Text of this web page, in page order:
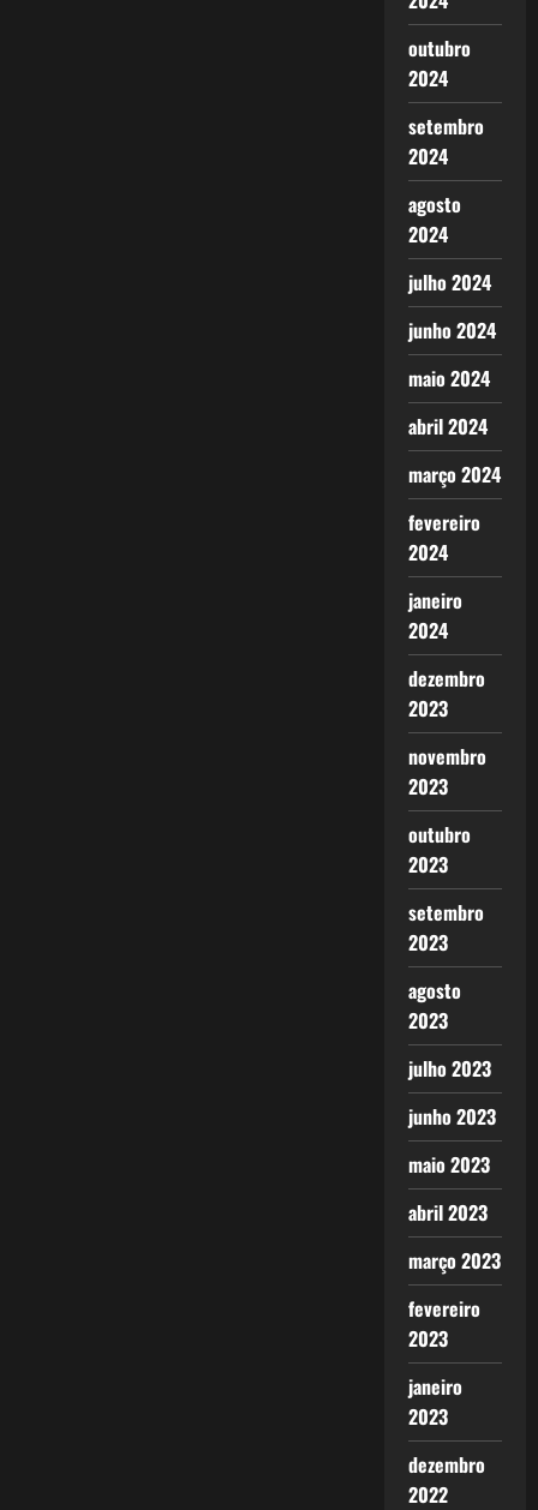
outubro
2024
setembro
2024
agosto
2024
julho 2024
junho 2024
maio 2024
abril 2024
março 2024
fevereiro
2024
janeiro
2024
dezembro
2023
novembro
2023
outubro
2023
setembro
2023
agosto
2023
julho 2023
junho 2023
maio 2023
abril 2023
março 2023
fevereiro
2023
janeiro
2023
dezembro
2022